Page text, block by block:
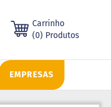
EMPRESAS
Carrinho
(0) Produtos